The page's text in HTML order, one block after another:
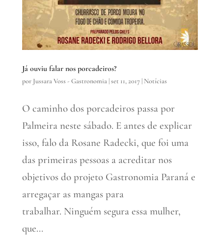
Já ouviu falar nos porcadeiros?
por Jussara Voss - Gastronomia|set 11, 2017| Notícias
O caminho dos porcadeiros passa por
Palmeira neste sábado. E antes de explicar
isso, falo da Rosane Radecki, que foi uma
das primeiras pessoas a acreditar nos
objetivos do projeto Gastronomia Paraná e
arregaçar as mangas para
trabalhar. Ninguém segura essa mulher,
que...